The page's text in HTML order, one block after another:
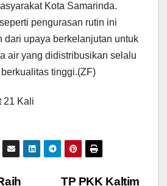
Kota Samarinda.
pengurasan rutin ini
dari upaya berkelanjutan untuk
air yang didistribusikan selalu
tinggi.(ZF)
21 Kali
TP PKK Kaltim